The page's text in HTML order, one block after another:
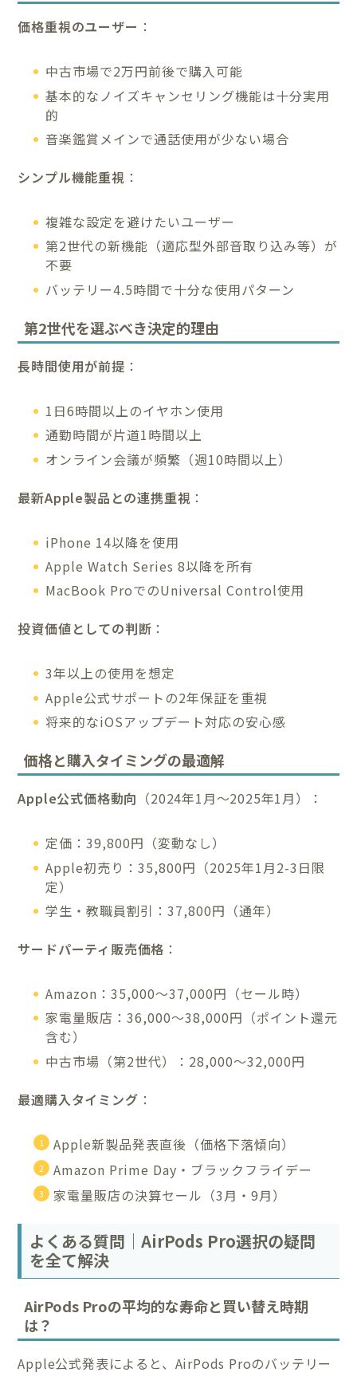
価格重視のユーザー ：
中古市場で2万円前後で購入可能
基本的なノイズキャンセリング機能は十分実用
的
音楽鑑賞メインで通話使用が少ない場合
シンプル機能重視 ：
複雑な設定を避けたいユーザー
第2世代の新機能（適応型外部音取り込み等）が
不要
バッテリー4.5時間で十分な使用パターン
第2世代を選ぶべき決定的理由
長時間使用が前提 ：
1日6時間以上のイヤホン使用
通勤時間が片道1時間以上
オンライン会議が頻繁（週10時間以上）
最新Apple製品との連携重視 ：
iPhone 14以降を使用
Apple Watch Series 8以降を所有
MacBook ProでのUniversal Control使用
投資価値としての判断 ：
3年以上の使用を想定
Apple公式サポートの2年保証を重視
将来的なiOSアップデート対応の安心感
価格と購入タイミングの最適解
Apple公式価格動向 （2024年1月〜2025年1月）：
定価：39,800円（変動なし）
Apple初売り：35,800円（2025年1月2-3日限
定）
学生・教職員割引：37,800円（通年）
サードパーティ販売価格 ：
Amazon：35,000〜37,000円（セール時）
家電量販店：36,000〜38,000円（ポイント還元
含む）
中古市場（第2世代）：28,000〜32,000円
最適購入タイミング ：
Apple新製品発表直後（価格下落傾向）
Amazon Prime Day・ブラックフライデー
家電量販店の決算セール（3月・9月）
よくある質問｜AirPods Pro選択の疑問
を全て解決
AirPods Proの平均的な寿命と買い替え時期
は？
Apple公式発表によると、AirPods Proのバッテリー